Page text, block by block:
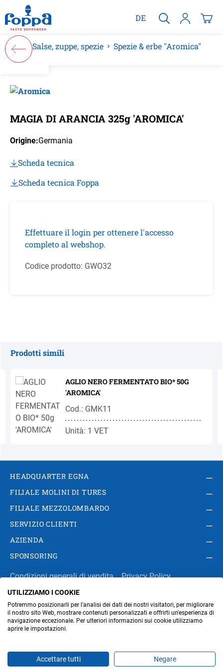
principale
DE
Salse, zuppe, spezie Spezie & erbe "Aromica"
MAGIA DI ARANCIA 325g 'AROMICA'
Origine:Germania
Scheda tecnica
Scheda tecnica Foppa
Effettuare il login per ottenere l'accesso
completo al webshop.
Codice prodotto: GWO32
Prodotti simili
AGLIO NERO FERMENTATO BIO* 50G
'AROMICA'
Cod.: GMK11
Unità: 1 VET
HEADQUARTER EGNA
FILIALE MOLINI DI TURES
FILIALE MEZZOLOMBARDO
SERVIZIO CLIENTI
AZIENDA
SPONSORING
Condizioni generali di vendita
Privacy Policy
Impressum
Modifica impostazioni dei cookie
Amministrazione
UTILIZZIAMO I COOKIE
Potremmo posizionarli per l'analisi dei dati dei nostri visitatori, per migliorare
il nostro sito Web, mostrare contenuti personalizzati e offrirti un'esperienza di
navigazione eccezionale. Per ulteriori informazioni sui cookie utilizziamo
aprire le impostazioni.
Accettare tutti Negare